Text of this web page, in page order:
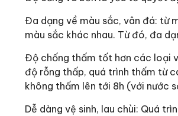
Đa dạng về màu sắc, vân đá: từ
màu sắc khác nhau. Từ đó, đa
Độ chống thấm tốt hơn các loại
độ rỗng thấp, quá trình thấm từ
không thấm lên tới 8h (với nước
Dễ dàng vệ sinh, lau chùi: Quá